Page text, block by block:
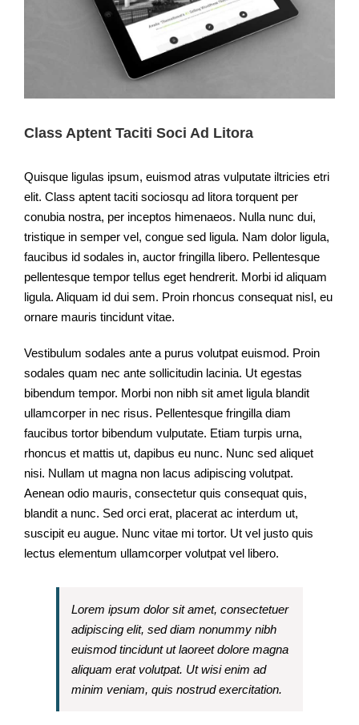
Class Aptent Taciti Soci Ad Litora
Quisque ligulas ipsum, euismod atras vulputate iltricies etri
elit. Class aptent taciti sociosqu ad litora torquent per
conubia nostra, per inceptos himenaeos. Nulla nunc dui,
tristique in semper vel, congue sed ligula. Nam dolor ligula,
faucibus id sodales in, auctor fringilla libero. Pellentesque
pellentesque tempor tellus eget hendrerit. Morbi id aliquam
ligula. Aliquam id dui sem. Proin rhoncus consequat nisl, eu
ornare mauris tincidunt vitae.
Vestibulum sodales ante a purus volutpat euismod. Proin
sodales quam nec ante sollicitudin lacinia. Ut egestas
bibendum tempor. Morbi non nibh sit amet ligula blandit
ullamcorper in nec risus. Pellentesque fringilla diam
faucibus tortor bibendum vulputate. Etiam turpis urna,
rhoncus et mattis ut, dapibus eu nunc. Nunc sed aliquet
nisi. Nullam ut magna non lacus adipiscing volutpat.
Aenean odio mauris, consectetur quis consequat quis,
blandit a nunc. Sed orci erat, placerat ac interdum ut,
suscipit eu augue. Nunc vitae mi tortor. Ut vel justo quis
lectus elementum ullamcorper volutpat vel libero.
Lorem ipsum dolor sit amet, consectetuer
adipiscing elit, sed diam nonummy nibh
euismod tincidunt ut laoreet dolore magna
aliquam erat volutpat. Ut wisi enim ad
minim veniam, quis nostrud exercitation.